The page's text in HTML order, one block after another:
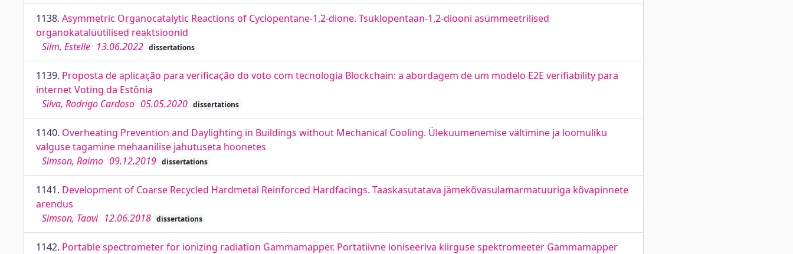
1138. Asymmetric Organocatalytic Reactions of Cyclopentane-1,2-dione. Tsüklopentaan-1,2-diooni asümmeetrilised
organokatalüütilised reaktsioonid
Silm, Estelle 13.06.2022 dissertations
1139. Proposta de aplicação para verificação do voto com tecnologia Blockchain: a abordagem de um modelo E2E verifiability para
internet Voting da Estônia
Silva, Rodrigo Cardoso 05.05.2020 dissertations
1140. Overheating Prevention and Daylighting in Buildings without Mechanical Cooling. Ülekuumenemise vältimine ja loomuliku
valguse tagamine mehaanilise jahutuseta hoonetes
Simson, Raimo 09.12.2019 dissertations
1141. Development of Coarse Recycled Hardmetal Reinforced Hardfacings. Taaskasutatava jämekõvasulamarmatuuriga kõvapinnete
arendus
Simson, Taavi 12.06.2018 dissertations
1142. Portable spectrometer for ionizing radiation Gammamapper. Portatiivne ioniseeriva kiirguse spektromeeter Gammamapper